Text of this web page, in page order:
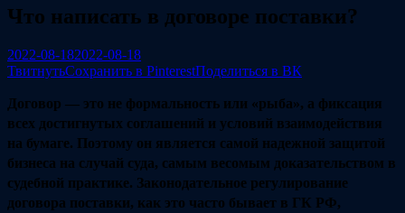
Что написать в договоре поставки?
2022-08-182022-08-18
ТвитнутьСохранить в PinterestПоделиться в ВК
Договор — это не формальность или «рыба», а фиксация
всех достигнутых соглашений и условий взаимодействия
на бумаге. Поэтому он является самой надежной защитой
бизнеса на случай суда, самым весомым доказательством в
судебной практике. Законодательное регулирование
договора поставки, как это часто бывает в ГК РФ,